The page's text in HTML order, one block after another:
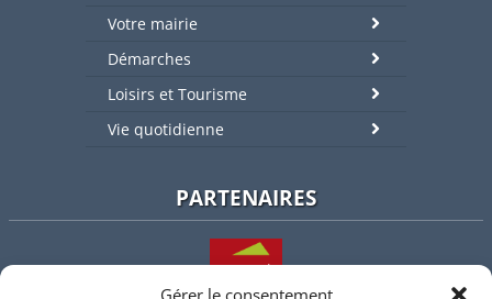
Gérer le consentement
Votre mairie
Démarches
Loisirs et Tourisme
Vie quotidienne
PARTENAIRES